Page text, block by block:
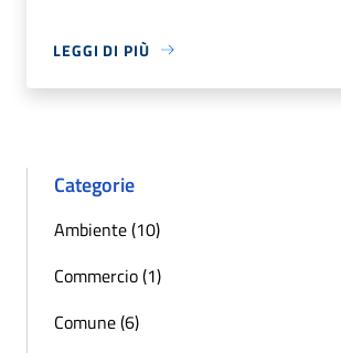
LEGGI DI PIÙ
Categorie
Ambiente (10)
Commercio (1)
Comune (6)